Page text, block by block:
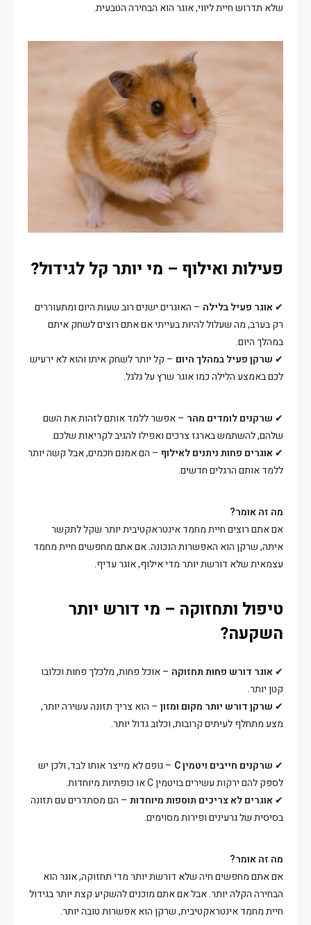
שלא תדרוש חיית ליווי, אוגר הוא הבחירה הטבעית.
פעילות ואילוף – מי יותר קל לגידול?
✔אוגר פעיל בלילה – האוגרים ישנים רוב שעות היום ומתעוררים
רק בערב, מה שעלול להיות בעייתי אם אתם רוצים לשחק איתם
במהלך היום.
✔ שרקן פעיל במהלך היום – קל יותר לשחק איתו והוא לא ירעיש
לכם באמצע הלילה כמו אוגר שרץ על גלגל.
✔ שרקנים לומדים מהר – אפשר ללמד אותם לזהות את השם
שלהם, להשתמש בארגז צרכים ואפילו להגיב לקריאות שלכם.
✔אוגרים פחות ניתנים לאילוף – הם אמנם חכמים, אבל קשה יותר
ללמד אותם הרגלים חדשים.
מה זה אומר?
אם אתם רוצים חיית מחמד אינטראקטיבית יותר שקל לתקשר
איתה, שרקן הוא האפשרות הנכונה. אם אתם מחפשים חיית מחמד
עצמאית שלא דורשת יותר מדי אילוף, אוגר עדיף.
טיפול ותחזוקה – מי דורש יותר
השקעה?
✔אוגר דורש פחות תחזוקה – אוכל פחות, מלכלך פחות וכלובו
קטן יותר.
✔ שרקן דורש יותר מקום ומזון – הוא צריך תזונה עשירה יותר,
מצע מתחלף לעיתים קרובות, וכלוב גדול יותר.
✔ שרקנים חייבים ויטמין C
– גופם לא מייצר אותו לבד, ולכן יש
לספק להם ירקות עשירים בויטמין C או כופתיות מיוחדות.
✔אוגרים לא צריכים תוספות מיוחדות – הם מסתדרים עם תזונה
בסיסית של גרעינים ופירות מסוימים.
מה זה אומר?
אם אתם מחפשים חיה שלא דורשת יותר מדי תחזוקה, אוגר הוא
הבחירה הקלה יותר. אבל אם אתם מוכנים להשקיע קצת יותר בגידול
חיית מחמד אינטראקטיבית, שרקן הוא אפשרות טובה יותר.